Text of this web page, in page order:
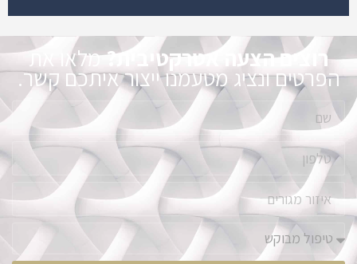
רוצים הצעה אטרקטיבית?מלאו את
הפרטים ונציג מטעמנו ייצור איתכם קשר.